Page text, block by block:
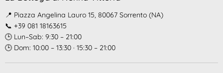
📍 Piazza Angelina Lauro 15, 80067 Sorrento (NA)
📞 +39 081 18163615
🕒 Lun–Sab: 9:30 – 21:00
🕒 Dom: 10:00 – 13:30 · 15:30 – 21:00